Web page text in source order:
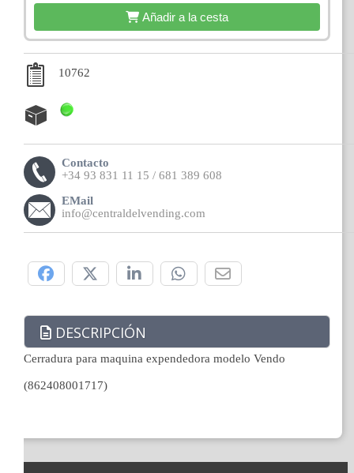
Añadir a la cesta
10762
Contacto
+34 93 831 11 15 / 681 389 608
EMail
info@centraldelvending.com
DESCRIPCIÓN
Cerradura para maquina expendedora modelo Vendo
(862408001717)